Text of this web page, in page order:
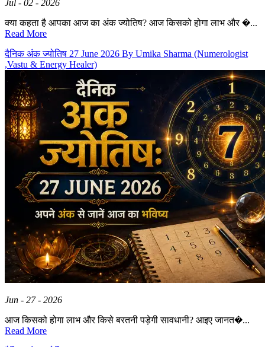
Jul - 02 - 2026
क्या कहता है आपका आज का अंक ज्योतिष? आज किसको होगा लाभ और �...
Read More
दैनिक अंक ज्योतिष 27 June 2026 By Umika Sharma (Numerologist
,Vastu & Energy Healer)
Jun - 27 - 2026
आज किसको होगा लाभ और किसे बरतनी पड़ेगी सावधानी? आइए जानत�...
Read More